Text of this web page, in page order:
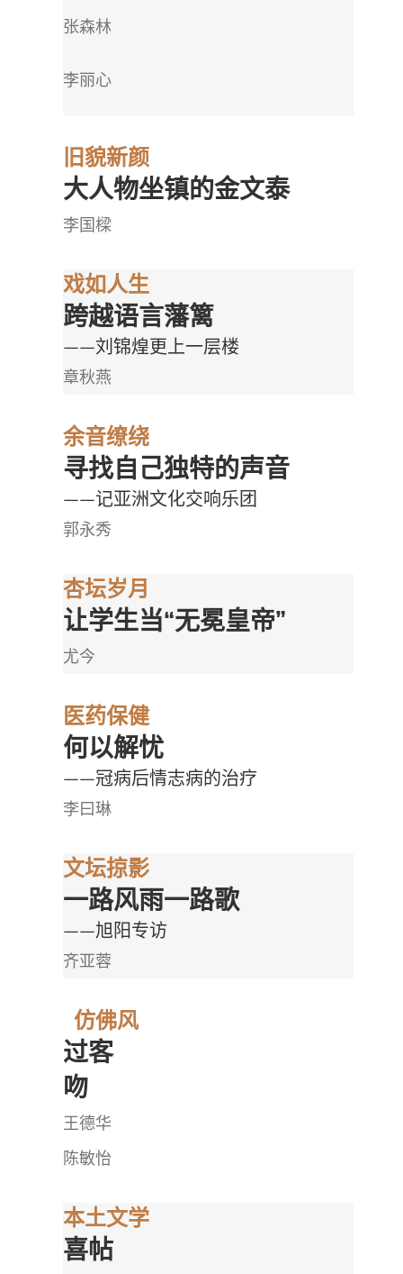
张森林
李丽心
旧貌新颜
大人物坐镇的金文泰
李国樑
戏如人生
跨越语言藩篱
——刘锦煌更上一层楼
章秋燕
余音缭绕
寻找自己独特的声音
——记亚洲文化交响乐团
郭永秀
杏坛岁月
让学生当“无冕皇帝”
尤今
医药保健
何以解忧
——冠病后情志病的治疗
李曰琳
文坛掠影
一路风雨一路歌
——旭阳专访
齐亚蓉
仿佛风
过客
吻
王德华
陈敏怡
本土文学
喜帖